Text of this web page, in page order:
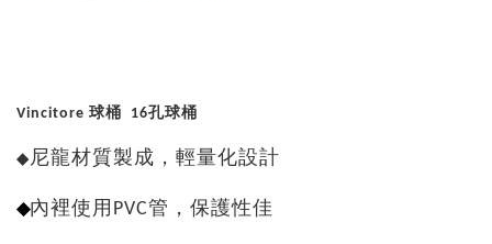
Vincitore 球桶 16孔球桶
◆尼龍材質製成，輕量化設計
◆內裡使用PVC管，保護性佳